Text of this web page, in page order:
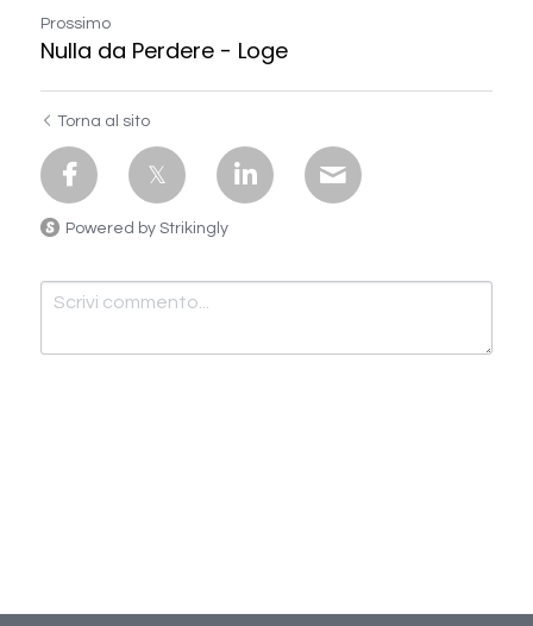
Prossimo
Nulla da Perdere - Loge
Torna al sito
Powered by Strikingly